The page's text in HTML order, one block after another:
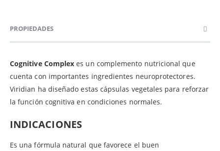
PROPIEDADES
Cognitive Complex es un complemento nutricional que
cuenta con importantes ingredientes neuroprotectores.
Viridian ha diseñado estas cápsulas vegetales para reforzar
la función cognitiva en condiciones normales.
INDICACIONES
Es una fórmula natural que favorece el buen